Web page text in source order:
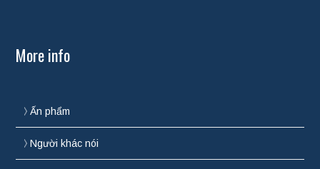
More info
Ấn phẩm
Người khác nói